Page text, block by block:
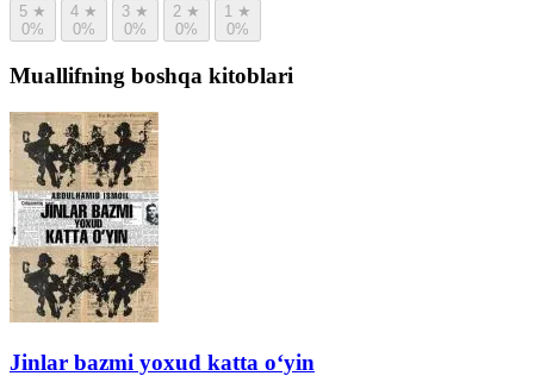
5 ★
0%
4 ★
0%
3 ★
0%
2 ★
0%
1 ★
0%
Muallifning boshqa kitoblari
Jinlar bazmi yoxud katta oʻyin